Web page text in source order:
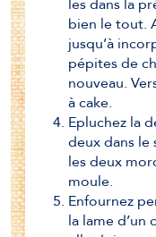
les dans la
bien le tout.
jusqu’à
pépites de
nouveau.
à cake.
Epluchez la
deux dans le
les deux
moule.
Enfournez
la lame